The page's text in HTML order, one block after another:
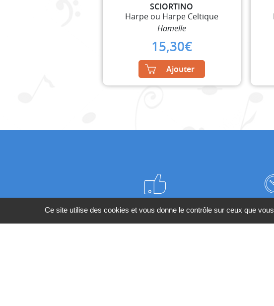
SCIORTINO
Harpe ou Harpe Celtique
Hamelle
15,30€
Ajouter
Meilleurs prix du web
Ce site utilise des cookies et vous donne le contrôle sur ceux que